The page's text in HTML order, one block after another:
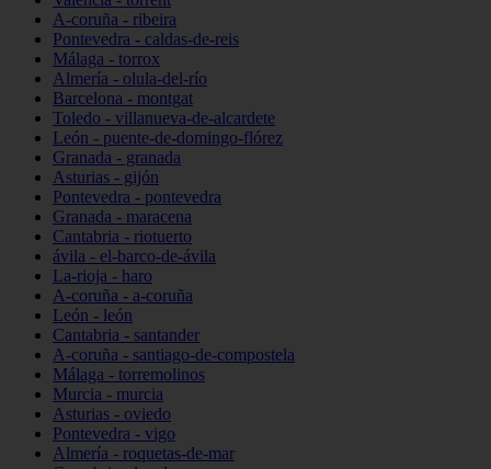
A-coruña - ribeira
Pontevedra - caldas-de-reis
Málaga - torrox
Almería - olula-del-río
Barcelona - montgat
Toledo - villanueva-de-alcardete
León - puente-de-domingo-flórez
Granada - granada
Asturias - gijón
Pontevedra - pontevedra
Granada - maracena
Cantabria - riotuerto
ávila - el-barco-de-ávila
La-rioja - haro
A-coruña - a-coruña
León - león
Cantabria - santander
A-coruña - santiago-de-compostela
Málaga - torremolinos
Murcia - murcia
Asturias - oviedo
Pontevedra - vigo
Almería - roquetas-de-mar